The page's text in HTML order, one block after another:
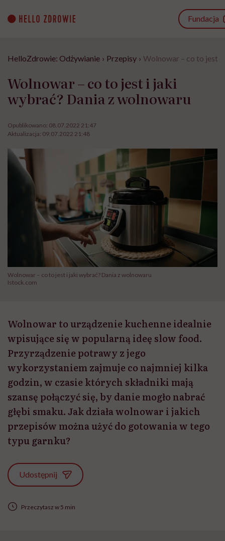
content
Fundacja
HelloZdrowie: Odżywianie › Przepisy › Wolnowar – co to jest i
Wolnowar – co to jest i jaki
wybrać? Dania z wolnowaru
Opublikowano: 08.07.2022 21:47
Aktualizacja: 09.07.2022 21:48
Wolnowar – co to jest i jaki wybrać? Dania z wolnowaru
Istock.com
Wolnowar to urządzenie kuchenne idealnie
wpisujące się w popularną ideę slow food.
Przyrządzenie potrawy z jego
wykorzystaniem zajmuje co najmniej kilka
godzin, w czasie których składniki mają
szansę połączyć się, by danie mogło nabrać
głębi smaku. Jak działa wolnowar i jakich
przepisów można użyć do gotowania w tego
typu garnku?
Udostępnij
Przeczytasz w 5 min